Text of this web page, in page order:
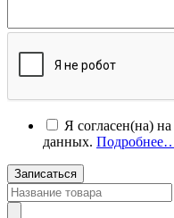
Я согласен(на)
данных.
Записаться